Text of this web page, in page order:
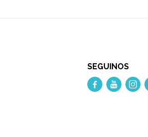
SEGUINOS
  